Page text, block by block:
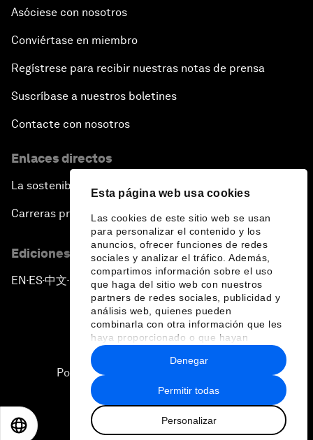
Esta página web usa cookies
Las cookies de este sitio web se usan
para personalizar el contenido y los
anuncios, ofrecer funciones de redes
sociales y analizar el tráfico. Además,
compartimos información sobre el uso
que haga del sitio web con nuestros
partners de redes sociales, publicidad y
análisis web, quienes pueden
combinarla con otra información que les
haya proporcionado o que hayan
recopilado a partir del uso que haya
hecho de sus servicios.
Permitir todas
Personalizar
Denegar
Asóciese con nosotros
Conviértase en miembro
Regístrese para recibir nuestras notas de prensa
Suscríbase a nuestros boletines
Contacte con nosotros
Enlaces directos
La sostenibilidad en el Foro
Carreras profesionales
Ediciones en otros idiomas
EN ▪ ES▪中文▪ 日本語
Política de privacidad y normas de uso
2026 Foro Económico Mundial